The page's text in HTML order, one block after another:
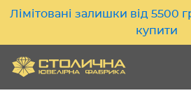
Лімітовані залишки від 5500
купити